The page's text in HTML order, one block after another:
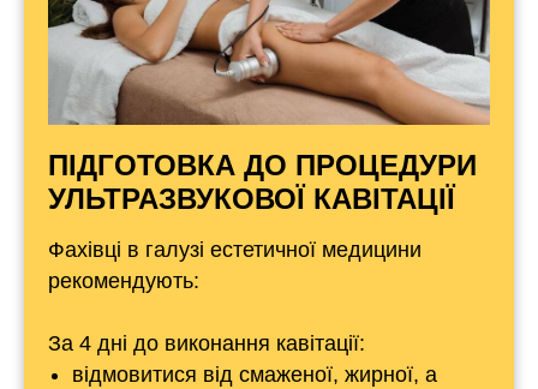
ПІДГОТОВКА ДО ПРОЦЕДУРИ
УЛЬТРАЗВУКОВОЇ КАВІТАЦІЇ
Фахівці в галузі естетичної медицини
рекомендують:
За 4 дні до виконання кавітації:
відмовитися від смаженої, жирної, а